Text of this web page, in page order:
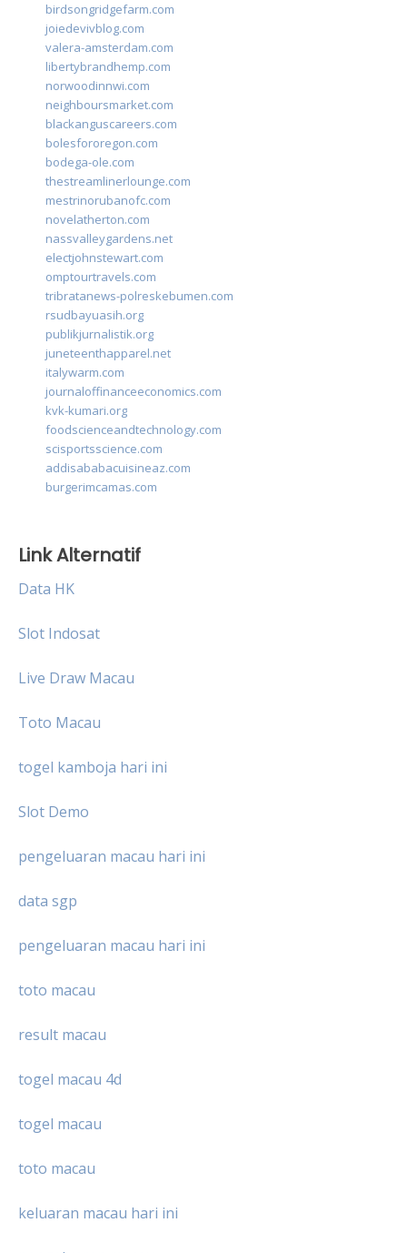
birdsongridgefarm.com
joiedevivblog.com
valera-amsterdam.com
libertybrandhemp.com
norwoodinnwi.com
neighboursmarket.com
blackanguscareers.com
bolesfororegon.com
bodega-ole.com
thestreamlinerlounge.com
mestrinorubanofc.com
novelatherton.com
nassvalleygardens.net
electjohnstewart.com
omptourtravels.com
tribratanews-polreskebumen.com
rsudbayuasih.org
publikjurnalistik.org
juneteenthapparel.net
italywarm.com
journaloffinanceeconomics.com
kvk-kumari.org
foodscienceandtechnology.com
scisportsscience.com
addisababacuisineaz.com
burgerimcamas.com
Link Alternatif
Data HK
Slot Indosat
Live Draw Macau
Toto Macau
togel kamboja hari ini
Slot Demo
pengeluaran macau hari ini
data sgp
pengeluaran macau hari ini
toto macau
result macau
togel macau 4d
togel macau
toto macau
keluaran macau hari ini